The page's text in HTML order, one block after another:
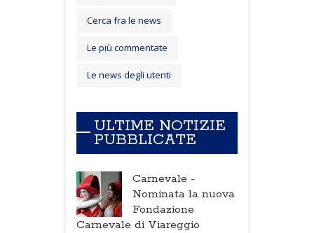
Cerca fra le news
Le più commentate
Le news degli utenti
ULTIME NOTIZIE
PUBBLICATE
Carnevale -
Nominata la nuova
Fondazione
Carnevale di Viareggio